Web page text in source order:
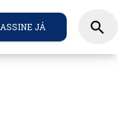
ASSINE JÁ search